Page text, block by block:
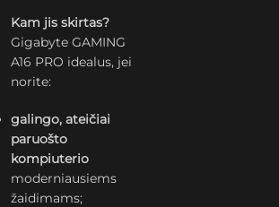
Kam jis skirtas?
Gigabyte GAMING
A16 PRO idealus, jei
norite:
galingo, ateičiai
paruošto
kompiuterio
moderniausiems
žaidimams;